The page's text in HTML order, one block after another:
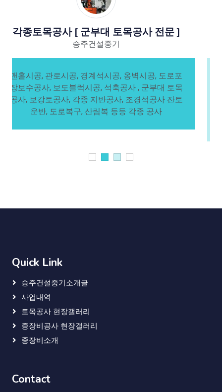
중장비를 이용한 토목공사
승주건설중기
중장비를 이용한 공사 , 터파기공사, 토사운반, 조
경공사[조경석], 돌쌓기공사, 절토, 성토해서 부지
평탄작업, 토공 및 구조물 토목공사, 구획정리 토목
공사로 건물신축, 경지정리 및 개토, 도로공사, 하
Quick Link
승주건설중기소개글
사업내역
토목공사 현장갤러리
중장비공사 현장갤러리
중장비소개
Contact